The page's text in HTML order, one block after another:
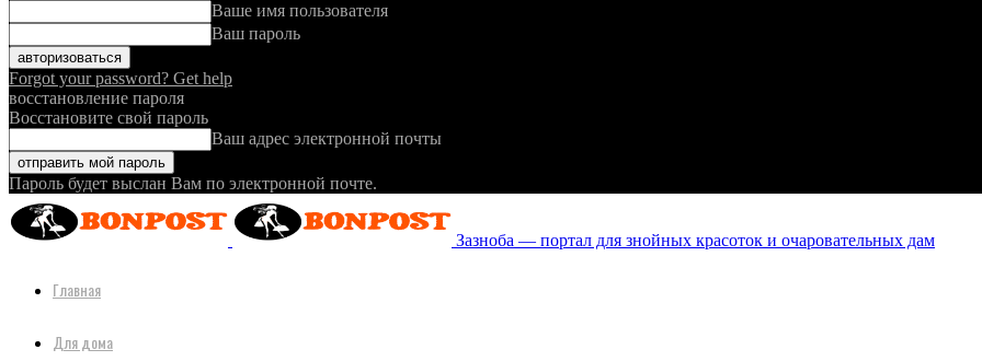
Ваше имя пользователя
Ваш пароль
Forgot your password? Get help
восстановление пароля
Восстановите свой пароль
Ваш адрес электронной почты
Пароль будет выслан Вам по электронной почте.
Зазноба — портал для знойных красоток и очаровательных дам
Главная
Для дома